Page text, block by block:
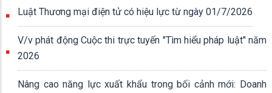
Luật Thương mại điện tử có hiệu lực từ ngày 01/7/2026
V/v phát động Cuộc thi trực tuyến "Tìm hiểu pháp luật" năm
2026
Nâng cao năng lực xuất khẩu trong bối cảnh mới: Doanh